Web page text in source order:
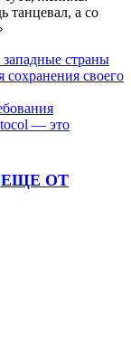
танцевал, а со
страны
своего
— это
ЕЩЕ ОТ